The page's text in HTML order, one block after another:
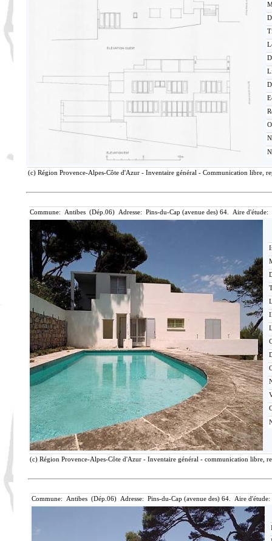
(c) Région Provence-Alpes-Côte d'Azur - Inventaire général - Communication libre,
Commune: Antibes (Dép.06) Adresse: Pins-du-Cap (avenue des) 64. Aire d'étude:
(c) Région Provence-Alpes-Côte d'Azur - Inventaire général - communication libre,
Commune: Antibes (Dép.06) Adresse: Pins-du-Cap (avenue des) 64. Aire